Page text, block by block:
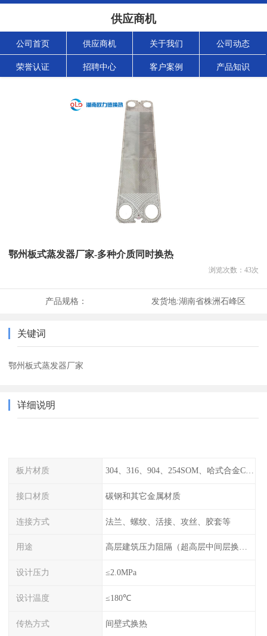
供应商机
公司首页 供应商机 关于我们 公司动态
荣誉认证 招聘中心 客户案例 产品知识
鄂州板式蒸发器厂家-多种介质同时换热
浏览次数： 43次
产品规格： 发货地:湖南省株洲石峰区
关键词
鄂州板式蒸发器厂家
详细说明
板片材质 304、316、904、254SOM、哈式合金C-276、TA1等
接口材质 碳钢和其它金属材质
连接方式 法兰、螺纹、活接、攻丝、胶套等
用途 高层建筑压力阻隔（超高层中间层换热），主机换热（保护主机，系统压力由板换承受）
设计压力 ≤2.0MPa
设计温度 ≤180℃
传热方式 间壁式换热